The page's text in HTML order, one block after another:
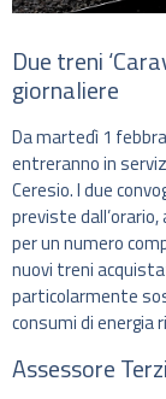
Due treni
giornaliere
Da martedì 1
entreranno in
Ceresio. I due
previste
per un numero
nuovi treni
particolarmente
consumi di energia
Assessore